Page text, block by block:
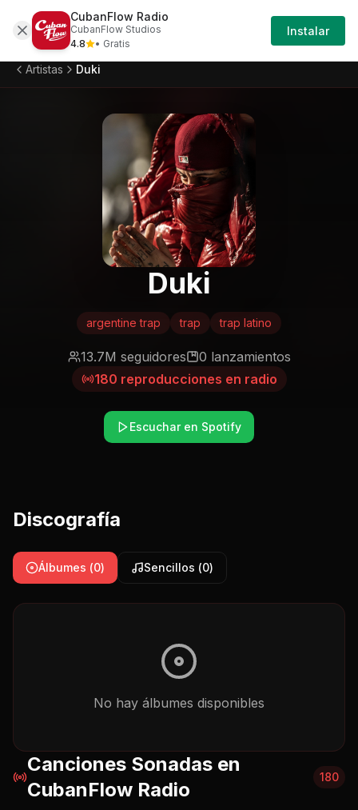
Artistas Duki Iniciar Sesión
Artistas Duki
Duki
argentine trap trap trap latino
13.7M seguidores 0 lanzamientos
180 reproducciones en radio
Escuchar en Spotify
Discografía
Álbumes (0) Sencillos (0)
No hay álbumes disponibles
Canciones Sonadas en
CubanFlow Radio
180
CubanFlow Radio
CubanFlow Studios
4.8
• Gratis
Instalar